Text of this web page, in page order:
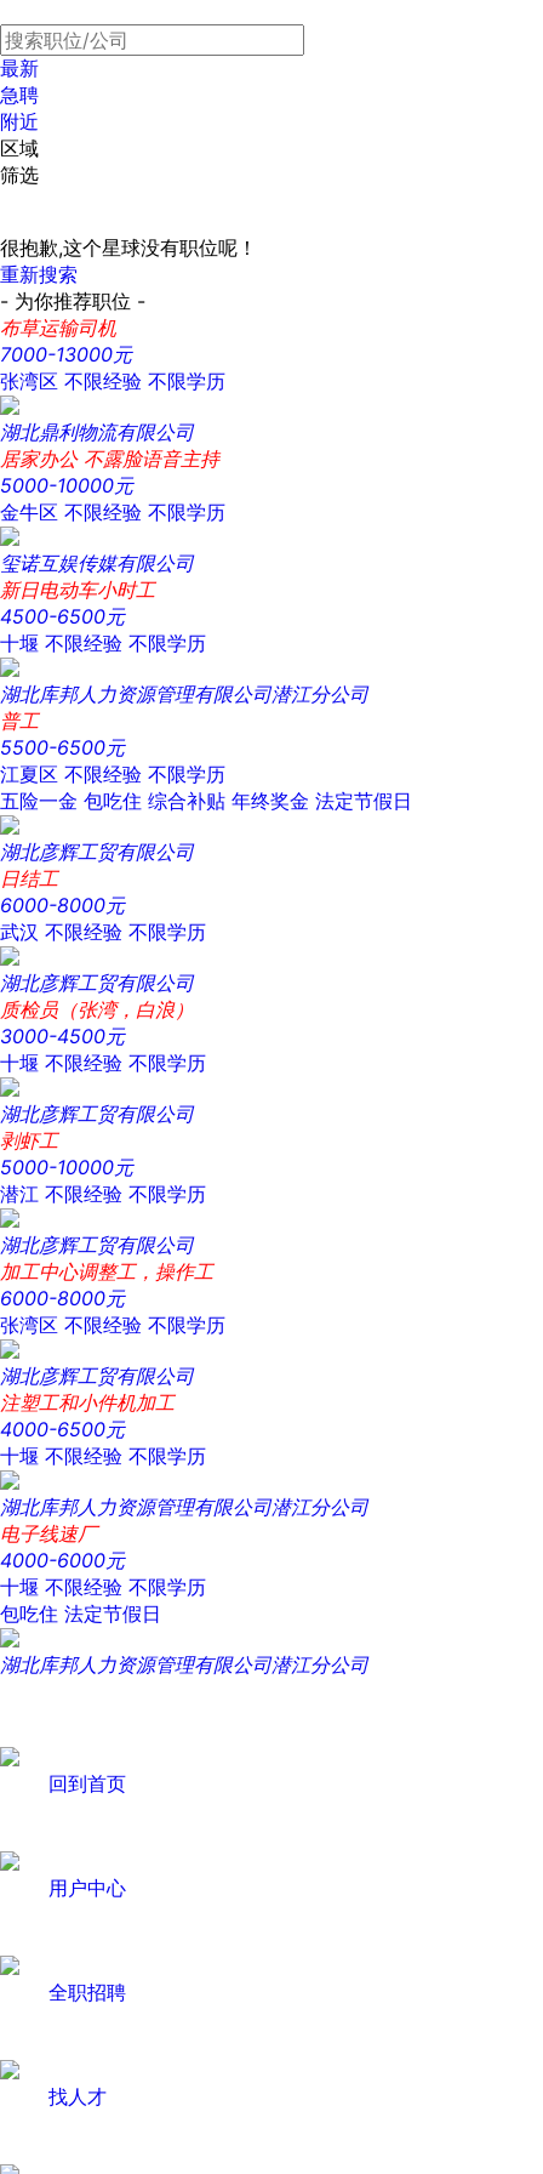
最新
急聘
附近
区域
筛选
很抱歉,这个星球没有职位呢！
重新搜索
- 为你推荐职位 -
布草运输司机
7000-13000元
张湾区 不限经验 不限学历
湖北鼎利物流有限公司
居家办公 不露脸语音主持
5000-10000元
金牛区 不限经验 不限学历
玺诺互娱传媒有限公司
新日电动车小时工
4500-6500元
十堰 不限经验 不限学历
湖北库邦人力资源管理有限公司潜江分公司
普工
5500-6500元
江夏区 不限经验 不限学历
五险一金 包吃住 综合补贴 年终奖金 法定节假日
湖北彦辉工贸有限公司
日结工
6000-8000元
武汉 不限经验 不限学历
湖北彦辉工贸有限公司
质检员（张湾，白浪）
3000-4500元
十堰 不限经验 不限学历
湖北彦辉工贸有限公司
剥虾工
5000-10000元
潜江 不限经验 不限学历
湖北彦辉工贸有限公司
加工中心调整工，操作工
6000-8000元
张湾区 不限经验 不限学历
湖北彦辉工贸有限公司
注塑工和小件机加工
4000-6500元
十堰 不限经验 不限学历
湖北库邦人力资源管理有限公司潜江分公司
电子线速厂
4000-6000元
十堰 不限经验 不限学历
包吃住 法定节假日
湖北库邦人力资源管理有限公司潜江分公司
回到首页
用户中心
全职招聘
找人才